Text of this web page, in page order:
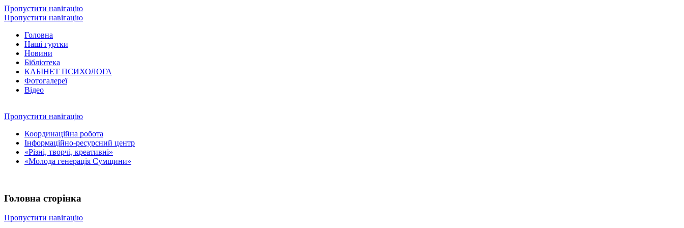
Пропустити навігацію
Пропустити навігацію
Головна
Наші гуртки
Новини
Бібліотека
КАБІНЕТ ПСИХОЛОГА
Фотогалереї
Відео
Пропустити навігацію
Координаційна робота
Інформаційно-ресурсний центр
«Різні, творчі, креативні»
«Молода генерація Сумщини»
Головна сторінка
Пропустити навігацію